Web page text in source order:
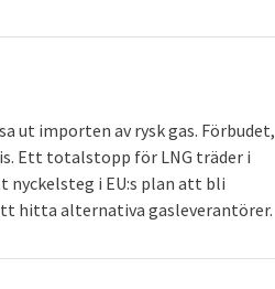
ut importen av rysk gas. Förbudet,
Ett totalstopp för LNG träder i
nyckelsteg i EU:s plan att bli
hitta alternativa gasleverantörer.